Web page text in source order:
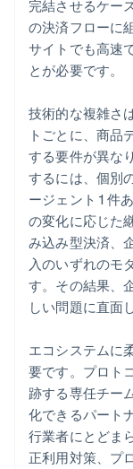
完結させるケー
の決済フローに
サイトでも高速
とが必要です。
技術的な複雑さ
トごとに、商品
する要件が異な
するには、個別
ージェント 1 件
の変化に応じた
み込み型決済、
入のいずれのモ
す。その結果、
しい問題に直面
エコシステムに
要です。プロト
跡する専任チー
化できるパート
行業者にとどま
正利用対策、プ